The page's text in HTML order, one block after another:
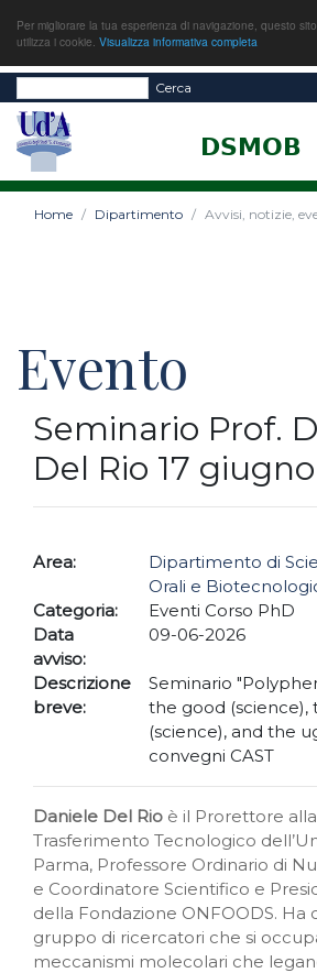
Per migliorare la tua esperienza di navigazione, questo sito
utilizza i cookie. Visualizza informativa completa
Cerca
Home Dipartimento Avvisi, notizie,
Evento
Seminario Prof.
Del Rio 17
Area:
Dipartimento di
Orali e
Categoria:
Eventi Corso PhD
Data
avviso:
09-06-2026
Descrizione
breve:
Seminario
the good (science),
(science), and the
convegni CAST
Daniele Del Rio è il Prorettore
Trasferimento Tecnologico
Parma, Professore Ordinario di
e Coordinatore Scientifico e
della Fondazione ONFOODS. Ha
gruppo di ricercatori che si
meccanismi molecolari che